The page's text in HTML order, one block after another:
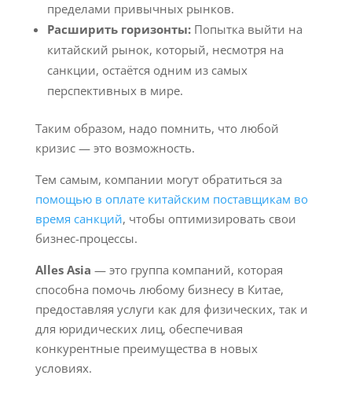
пределами привычных рынков.
Расширить горизонты:Попытка выйти на
китайский рынок, который, несмотря на
санкции, остаётся одним из самых
перспективных в мире.
Таким образом, надо помнить, что любой
кризис — это возможность.
Тем самым, компании могут обратиться за
помощью в оплате китайским поставщикам во
время санкций, чтобы оптимизировать свои
бизнес-процессы.
Alles Asia — это группа компаний, которая
способна помочь любому бизнесу в Китае,
предоставляя услуги как для физических, так и
для юридических лиц, обеспечивая
конкурентные преимущества в новых
условиях.